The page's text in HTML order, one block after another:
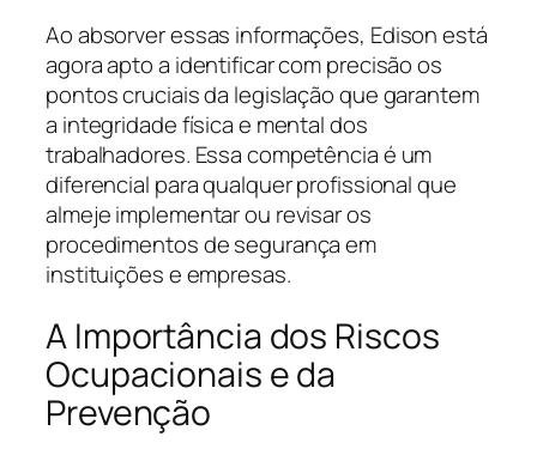
Ao absorver essas informações, Edison está
agora apto a identificar com precisão os
pontos cruciais da legislação que garantem
a integridade física e mental dos
trabalhadores. Essa competência é um
diferencial para qualquer profissional que
almeje implementar ou revisar os
procedimentos de segurança em
instituições e empresas.
A Importância dos Riscos
Ocupacionais e da
Prevenção